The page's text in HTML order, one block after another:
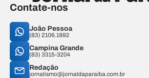
Contate-nos
João Pessoa
(83) 2106.1892
Campina Grande
(83) 3315-3204
Redação
jornalismo@jornaldaparaiba.com.br